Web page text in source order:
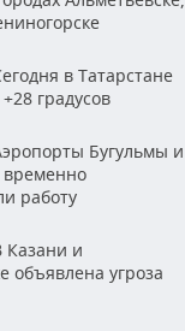
в Татарстане
градусов
Бугульмы и
работу
и
объявлена угроза